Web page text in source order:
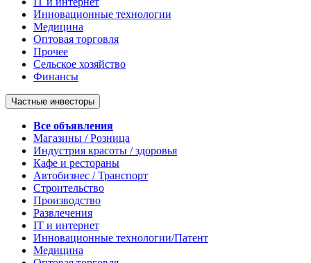
Инновационные технологии
Медицина
Оптовая торговля
Прочее
Сельское хозяйство
Финансы
Частные инвесторы
Все объявления
Магазины / Розница
Индустрия красоты / здоровья
Кафе и рестораны
Автобизнес / Транспорт
Строительство
Производство
Развлечения
IT и интернет
Инновационные технологии/Патент
Медицина